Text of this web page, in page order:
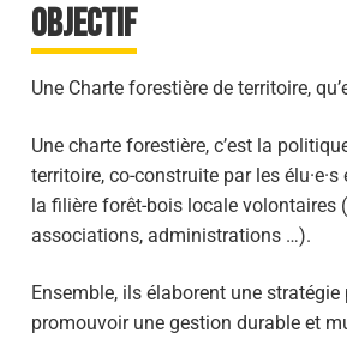
Objectif
Une Charte forestière de territoire,
Une charte forestière, c’est la
territoire, co-construite par les
la filière forêt-bois locale volontaires
associations, administrations …).
Ensemble, ils élaborent une
promouvoir une gestion durable et